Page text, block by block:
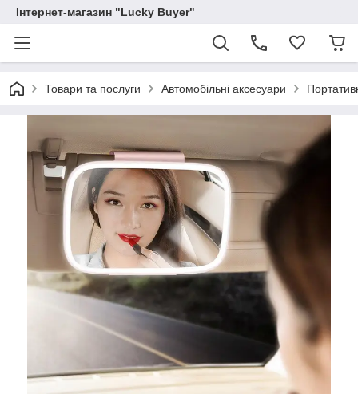
Інтернет-магазин "Lucky Buyer"
Товари та послуги Автомобільні аксесуари